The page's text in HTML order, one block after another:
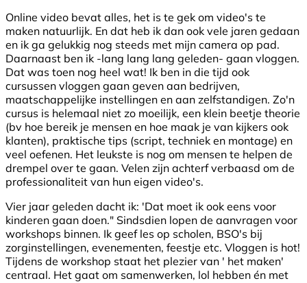
Online video bevat alles, het is te gek om video's te
maken natuurlijk. En dat heb ik dan ook vele jaren gedaan
en ik ga gelukkig nog steeds met mijn camera op pad.
Daarnaast ben ik -lang lang lang geleden- gaan vloggen.
Dat was toen nog heel wat! Ik ben in die tijd ook
cursussen vloggen gaan geven aan bedrijven,
maatschappelijke instellingen en aan zelfstandigen. Zo'n
cursus is helemaal niet zo moeilijk, een klein beetje theorie
(bv hoe bereik je mensen en hoe maak je van kijkers ook
klanten), praktische tips (script, techniek en montage) en
veel oefenen. Het leukste is nog om mensen te helpen de
drempel over te gaan. Velen zijn achterf verbaasd om de
professionaliteit van hun eigen video's.
Vier jaar geleden dacht ik: 'Dat moet ik ook eens voor
kinderen gaan doen." Sindsdien lopen de aanvragen voor
workshops binnen. Ik geef les op scholen, BSO's bij
zorginstellingen, evenementen, feestje etc. Vloggen is hot!
Tijdens de workshop staat het plezier van ' het maken'
centraal. Het gaat om samenwerken, lol hebben én met